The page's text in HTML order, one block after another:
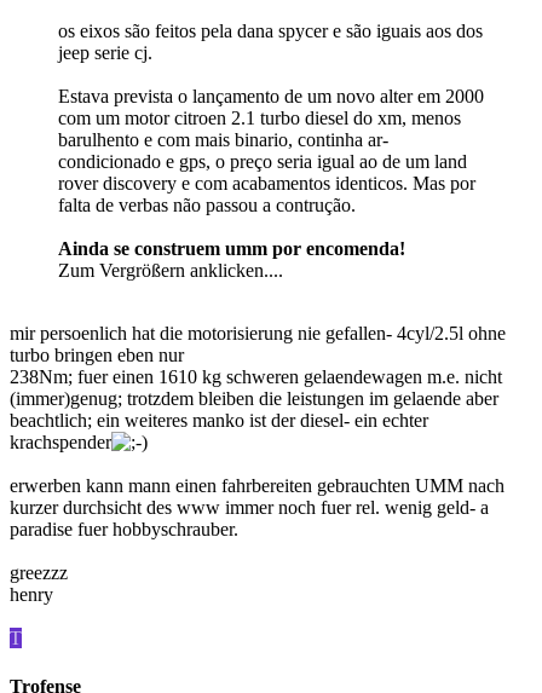
os eixos são feitos pela dana spycer e são iguais aos dos
jeep serie cj.
Estava prevista o lançamento de um novo alter em 2000
com um motor citroen 2.1 turbo diesel do xm, menos
barulhento e com mais binario, continha ar-
condicionado e gps, o preço seria igual ao de um land
rover discovery e com acabamentos identicos. Mas por
falta de verbas não passou a contrução.
Ainda se construem umm por encomenda!
Zum Vergrößern anklicken....
mir persoenlich hat die motorisierung nie gefallen- 4cyl/2.5l ohne
turbo bringen eben nur
238Nm; fuer einen 1610 kg schweren gelaendewagen m.e. nicht
(immer)genug; trotzdem bleiben die leistungen im gelaende aber
beachtlich; ein weiteres manko ist der diesel- ein echter
krachspender
erwerben kann mann einen fahrbereiten gebrauchten UMM nach
kurzer durchsicht des www immer noch fuer rel. wenig geld- a
paradise fuer hobbyschrauber.
greezzz
henry
T
Trofense